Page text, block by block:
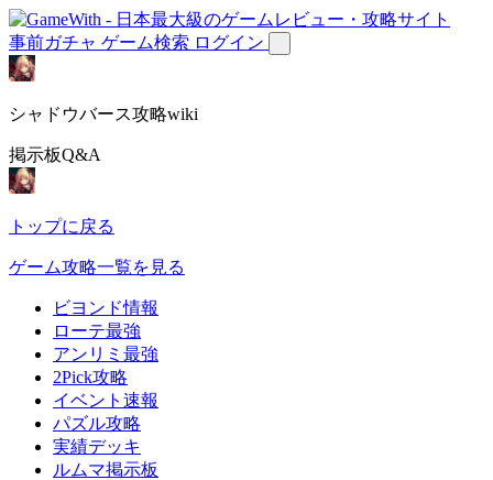
事前ガチャ ゲーム検索 ログイン
シャドウバース攻略wiki
掲示板Q&A
トップに戻る
ゲーム攻略一覧を見る
ビヨンド情報
ローテ最強
アンリミ最強
2Pick攻略
イベント速報
パズル攻略
実績デッキ
ルムマ掲示板